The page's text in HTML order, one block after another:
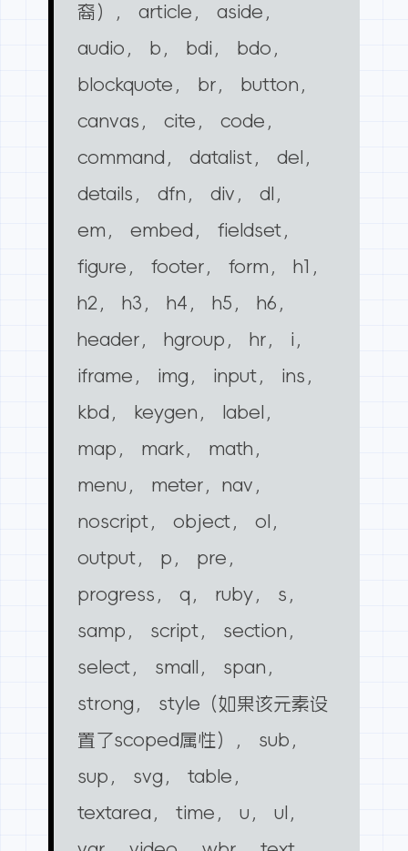
裔）， article， aside，
audio， b， bdi， bdo，
blockquote， br， button，
canvas， cite， code，
command， datalist， del，
details， dfn， div， dl，
em， embed， fieldset，
figure， footer， form， h1，
h2， h3， h4， h5， h6，
header， hgroup， hr， i，
iframe， img， input， ins，
kbd， keygen， label，
map， mark， math，
menu， meter，nav，
noscript， object， ol，
output， p， pre，
progress， q， ruby， s，
samp， script， section，
select， small， span，
strong， style（如果该元素设
置了scoped属性）， sub，
sup， svg， table，
textarea， time， u， ul，